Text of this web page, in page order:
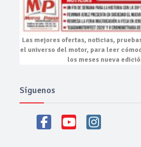
Las mejores ofertas, noticias,
el universo del motor, para leer
los meses nueva
Síguenos